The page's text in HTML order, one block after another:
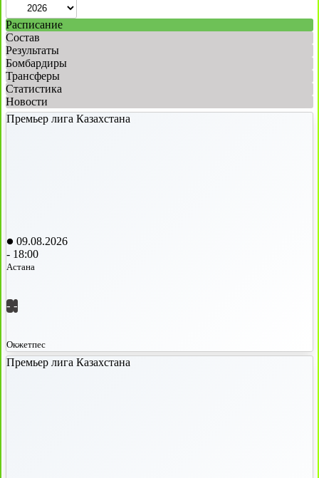
Расписание
Состав
Результаты
Бомбардиры
Трансферы
Статистика
Новости
Премьер лига Казахстана
09.08.2026
- 18:00
Астана
- -
Окжетпес
Премьер лига Казахстана